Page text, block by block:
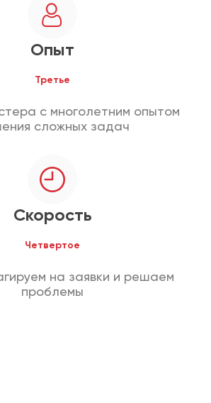
Опыт
Третье
с многолетним опытом
сложных задач
Скорость
Четвертое
на заявки и решаем
проблемы